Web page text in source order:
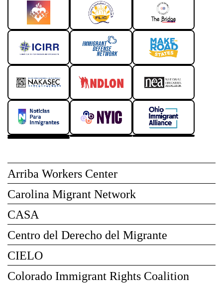
Arriba Workers Center
Carolina Migrant Network
CASA
Centro del Derecho del Migrante
CIELO
Colorado Immigrant Rights Coalition